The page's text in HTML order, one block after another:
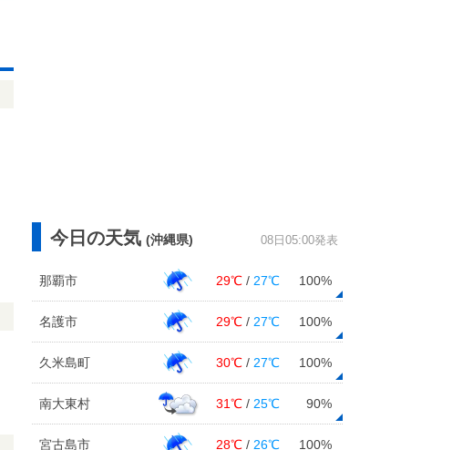
今日の天気 (沖縄県) 08日05:00発表
那覇市 29℃ / 27℃ 100%
名護市 29℃ / 27℃ 100%
久米島町 30℃ / 27℃ 100%
南大東村 31℃ / 25℃ 90%
宮古島市 28℃ / 26℃ 100%